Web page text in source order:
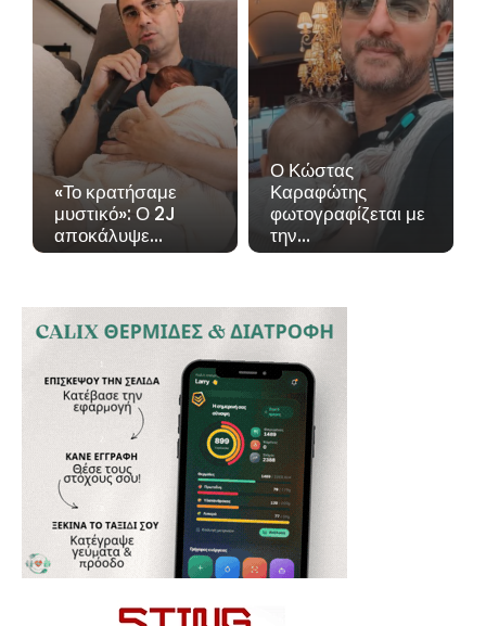
«Το κρατήσαμε
μυστικό»: Ο 2J
αποκάλυψε…
Ο Κώστας
Καραφώτης
φωτογραφίζεται με
την…